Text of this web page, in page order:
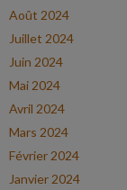
Août 2024
Juillet 2024
Juin 2024
Mai 2024
Avril 2024
Mars 2024
Février 2024
Janvier 2024